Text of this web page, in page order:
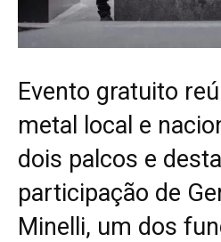
Evento gratuito
metal local e
dois palcos e
participação de
Minelli, um dos